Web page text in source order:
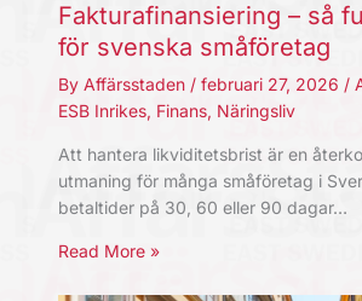
Fakturafinansiering – så
för svenska småföretag
By Affärsstaden / februari 27, 2026 /
ESB Inrikes, Finans, Näringsliv
Att hantera likviditetsbrist är en
utmaning för många småföretag i
betaltider på 30, 60 eller 90 dagar…
Read More »